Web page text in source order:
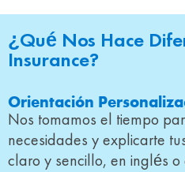
¿Qué Nos Hace
Insurance?
Orientación
Nos tomamos el tiempo
necesidades y explicarte
claro y sencillo, en inglés